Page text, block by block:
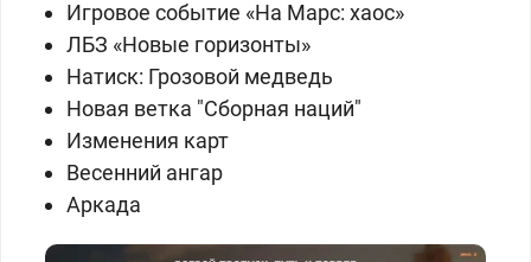
Игровое событие «На Марс: хаос»
ЛБЗ «Новые горизонты»
Натиск: Грозовой медведь
Новая ветка "Сборная наций"
Изменения карт
Весенний ангар
Аркада